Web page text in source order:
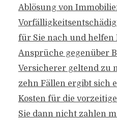
Ablösung von
für Sie nach und helfen
Ansprüche gegenüber
Versicherer geltend zu
zehn Fällen ergibt sich
Kosten für die
Sie dann nicht zahlen